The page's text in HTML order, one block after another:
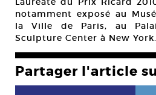
notamment exposé au
la Ville de Paris, au
Sculpture Center à New York.
Partager l'article